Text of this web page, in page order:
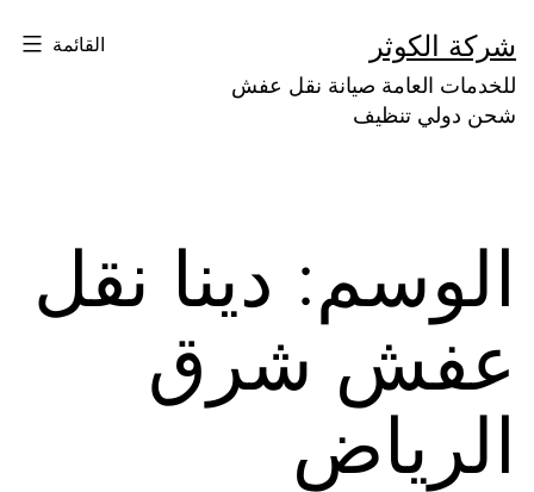
إلى
المحتوى
شركة الكوثر
للخدمات العامة صيانة نقل عفش
شحن دولي تنظيف
القائمة
الوسم: دينا نقل
عفش شرق
الرياض